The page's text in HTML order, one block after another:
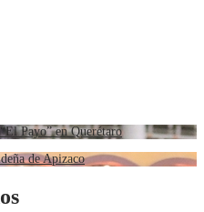
Payo” en Querétaro
de Apizaco